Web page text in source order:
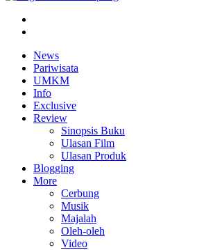
News
Pariwisata
UMKM
Info
Exclusive
Review
Sinopsis Buku
Ulasan Film
Ulasan Produk
Blogging
More
Cerbung
Musik
Majalah
Oleh-oleh
Video